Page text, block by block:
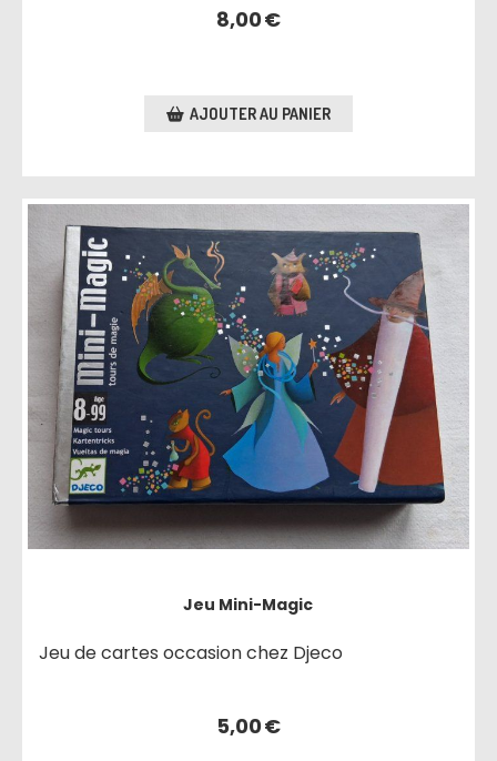
8,00€
AJOUTER AU PANIER
Jeu Mini-Magic
Jeu de cartes occasion chez Djeco
5,00€